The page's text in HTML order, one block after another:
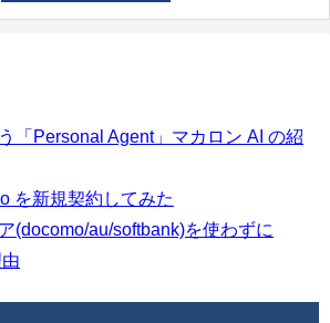
「Personal Agent」マカロン AI の紹
を新規契約してみた
(docomo/au/softbank)を使わずに